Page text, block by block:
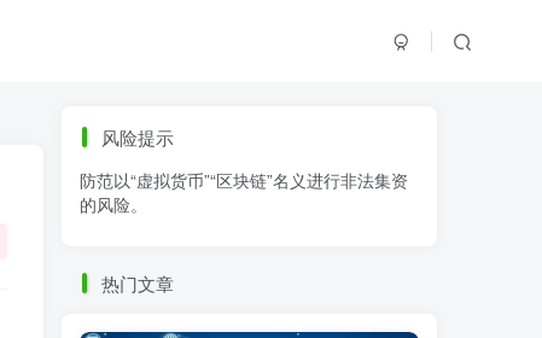
零基础学K线 链上交易
白皮书
火必公告
区块链科普
风险提示
防范以“虚拟货币”“区块链”名义进行非法集资
的风险。
热门文章